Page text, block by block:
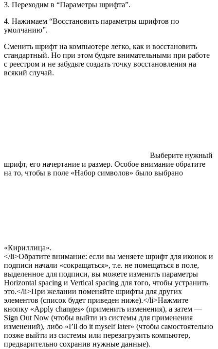
3. Переходим в “Параметры шрифта”.
4. Нажимаем “Восстановить параметры шрифтов по
умолчанию”.
Сменить шрифт на компьютере легко, как и восстановить
стандартный. Но при этом будьте внимательными при работе
с реестром и не забудьте создать точку восстановления на
всякий случай.
Выберите нужный
шрифт, его начертание и размер. Особое внимание обратите
на то, чтобы в поле «Набор символов» было выбрано
«Кириллица».
</li>Обратите внимание: если вы меняете шрифт для иконок и
подписи начали «сокращаться», т.е. не помещаться в поле,
выделенное для подписи, вы можете изменить параметры
Horizontal spacing и Vertical spacing для того, чтобы устранить
это.</li>При желании поменяйте шрифты для других
элементов (список будет приведен ниже).</li>Нажмите
кнопку «Apply changes» (применить изменения), а затем —
Sign Out Now (чтобы выйти из системы для применения
изменений), либо «I’ll do it myself later» (чтобы самостоятельно
позже выйти из системы или перезагрузить компьютер,
предварительно сохранив нужные данные).